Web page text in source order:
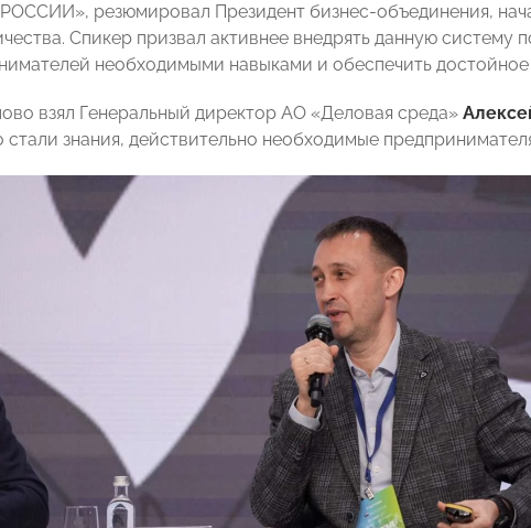
резюмировал Президент бизнес-объединения,
Спикер призвал активнее внедрять данную
необходимыми навыками и обеспечить
взял Генеральный директор АО «Деловая среда»
стали знания, действительно необходимые